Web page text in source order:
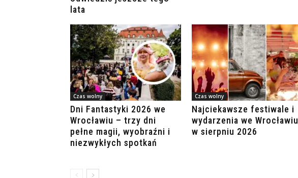
lata
Czas wolny
Dni Fantastyki 2026 we
Wrocławiu – trzy dni
pełne magii, wyobraźni i
niezwykłych spotkań
Czas wolny
Najciekawsze festiwale i
wydarzenia we Wrocławiu
w sierpniu 2026